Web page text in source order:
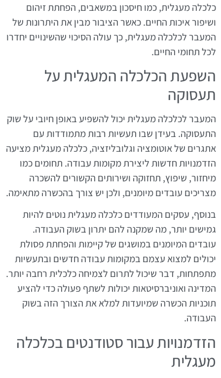
כלכלה מעגלית, כמו חיסכון במשאבים, הפחתת זיהום
ושיפור איכות החיים. כאשר הציבור מבין את היתרונות של
המעבר לכלכלה מעגלית, כך עולה הסיכוי שהשינויים יחדרו
לכל תחומי החיים.
השפעת הכלכלה המעגלית על
תעסוקה
המעבר לכלכלה מעגלית יכול להשפיע באופן חיובי על שוק
התעסוקה. בעידן שבו תעשיות רבות מתמודדות עם
אתגרים של אוטומציה וגלובליזציה, כלכלה מעגלית מציעה
הזדמנויות חדשות ליצירת מקומות עבודה. תחומים כמו
מיחזור, שיפוץ, תחזוקה ושירותים הקשורים להשכרה
מצריכים עובדים מיומנים, ולכן יש צורך בהכשרה מתאימה.
בנוסף, עסקים המעודדים כלכלה מעגלית נוטים להיות
גמישים יותר, מה שמקנה להם יתרון בשוק העבודה.
עובדים המיומנים במושגים של קיימות והפחתת פסולת
יכולים למצוא עצמם במקומות עבודה חדשים ובתעשיות
מתפתחות, דבר שיכול לתרום לצמיחה כלכלית רחבה יותר.
המדינה ואוניברסיטאות יכולות לשתף פעולה כדי להציע
תוכניות הכשרה שמיועדות למלא את הצורך הזה בשוק
העבודה.
הזדמנויות עבור סטודנטים בכלכלה
מעגלית